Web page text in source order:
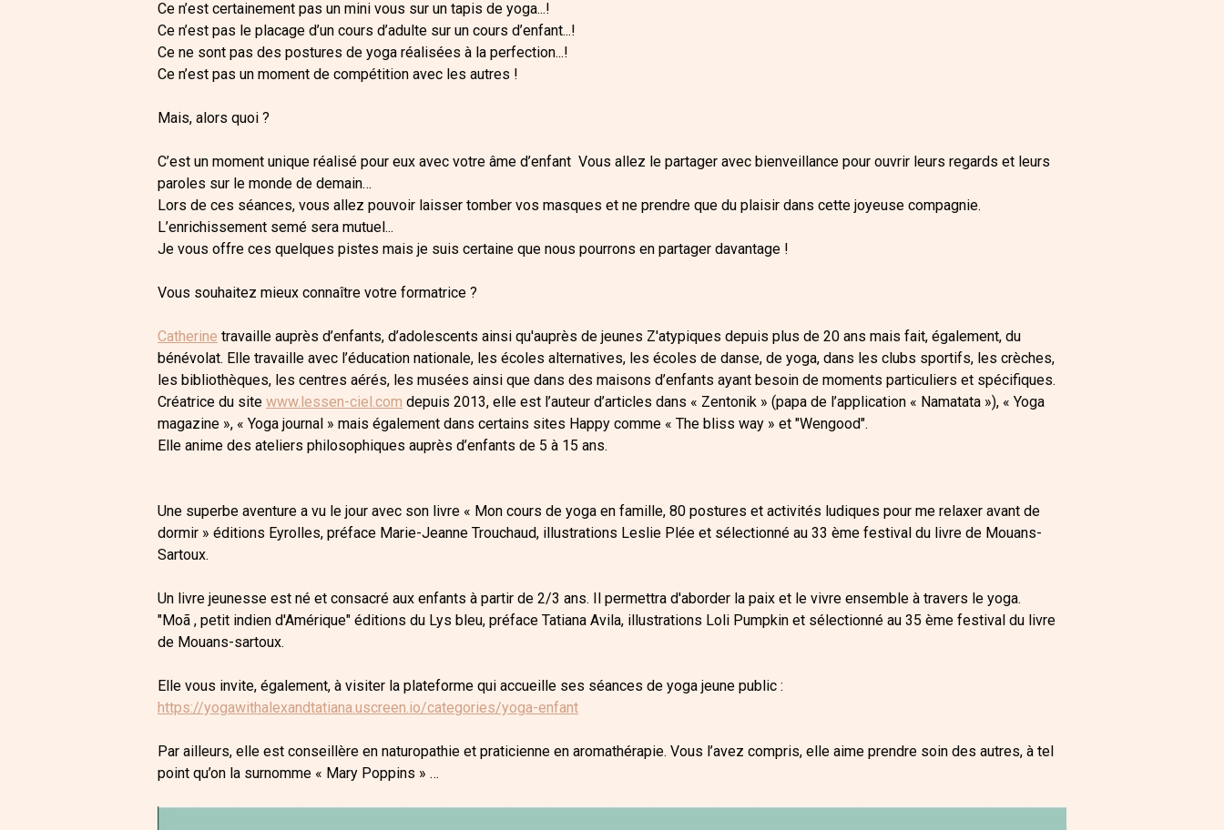
Ce n’est certainement pas un mini vous sur un tapis de yoga...!
Ce n’est pas le placage d’un cours d’adulte sur un cours d’enfant...!
Ce ne sont pas des postures de yoga réalisées à la perfection...!
Ce n’est pas un moment de compétition avec les autres !
Mais, alors quoi ?
C’est un moment unique réalisé pour eux avec votre âme d’enfant Vous allez le partager avec bienveillance pour ouvrir leurs regards et leurs
paroles sur le monde de demain…
Lors de ces séances, vous allez pouvoir laisser tomber vos masques et ne prendre que du plaisir dans cette joyeuse compagnie.
L’enrichissement semé sera mutuel...
Je vous offre ces quelques pistes mais je suis certaine que nous pourrons en partager davantage !
Vous souhaitez mieux connaître votre formatrice ?
Catherine travaille auprès d’enfants, d’adolescents ainsi qu'auprès de jeunes Z'atypiques depuis plus de 20 ans mais fait, également, du
bénévolat. Elle travaille avec l’éducation nationale, les écoles alternatives, les écoles de danse, de yoga, dans les clubs sportifs, les crèches,
les bibliothèques, les centres aérés, les musées ainsi que dans des maisons d’enfants ayant besoin de moments particuliers et spécifiques.
Créatrice du site www.lessen-ciel.com depuis 2013, elle est l’auteur d’articles dans « Zentonik » (papa de l’application « Namatata »), « Yoga
magazine », « Yoga journal » mais également dans certains sites Happy comme « The bliss way » et "Wengood".
Elle anime des ateliers philosophiques auprès d’enfants de 5 à 15 ans.
Une superbe aventure a vu le jour avec son livre « Mon cours de yoga en famille, 80 postures et activités ludiques pour me relaxer avant de
dormir » éditions Eyrolles, préface Marie-Jeanne Trouchaud, illustrations Leslie Plée et sélectionné au 33 ème festival du livre de Mouans-
Sartoux.
Un livre jeunesse est né et consacré aux enfants à partir de 2/3 ans. Il permettra d'aborder la paix et le vivre ensemble à travers le yoga.
"Moã , petit indien d'Amérique" éditions du Lys bleu, préface Tatiana Avila, illustrations Loli Pumpkin et sélectionné au 35 ème festival du livre
de Mouans-sartoux.
Elle vous invite, également, à visiter la plateforme qui accueille ses séances de yoga jeune public :
https://yogawithalexandtatiana.uscreen.io/categories/yoga-enfant
Par ailleurs, elle est conseillère en naturopathie et praticienne en aromathérapie. Vous l’avez compris, elle aime prendre soin des autres, à tel
point qu’on la surnomme « Mary Poppins » …